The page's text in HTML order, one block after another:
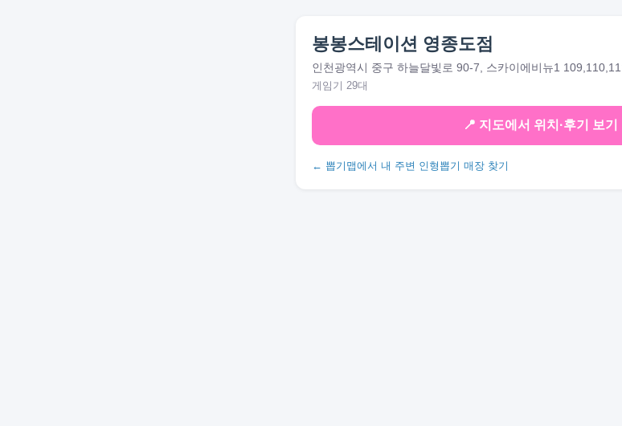
봉봉스테이션 영종도점
인천광역시 중구 하늘달빛로 90-7, 스카이에비뉴1
게임기 29대
📍 지도에서 위치·후기 보기
← 뽑기맵에서 내 주변 인형뽑기 매장 찾기